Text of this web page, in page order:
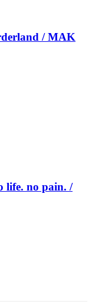
/ MAK
life. no pain. /